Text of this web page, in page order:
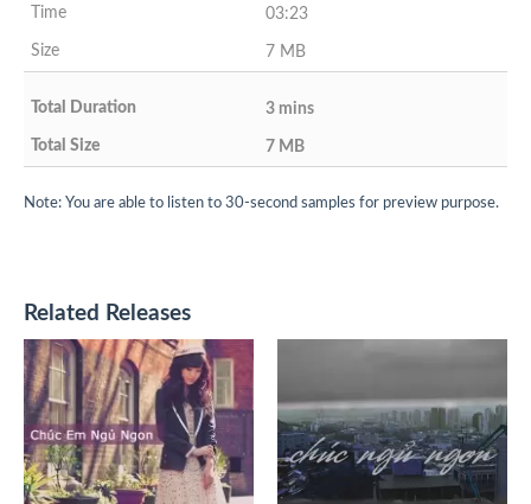
03:23
7 MB
3 mins
7 MB
Note: You are able to listen to 30-second samples for preview purpose.
Related Releases